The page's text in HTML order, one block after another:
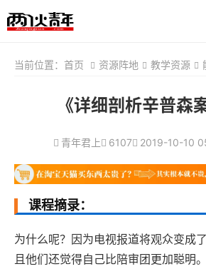
当前位置： 首页 资源阵地 教学资源
《详细剖析辛普森
青年君上 6107 2019-10-10
课程摘录：
为什么呢？因为电视报道将观众变成
且他们还觉得自己比陪审团更加聪明。